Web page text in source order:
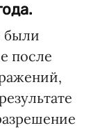
были
после